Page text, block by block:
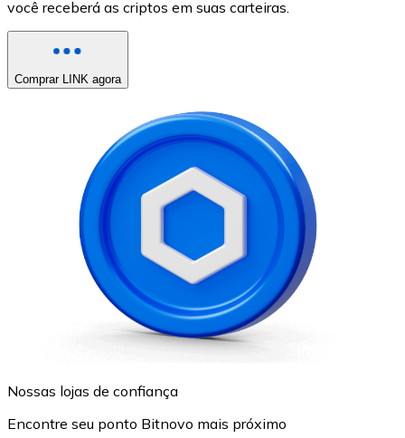
você receberá as criptos em suas carteiras.
Comprar LINK agora
Nossas lojas de confiança
Encontre seu ponto Bitnovo mais próximo